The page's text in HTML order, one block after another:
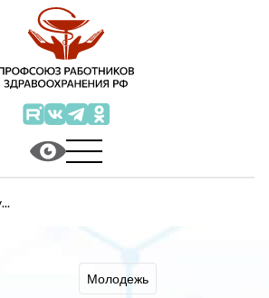
Молодежь